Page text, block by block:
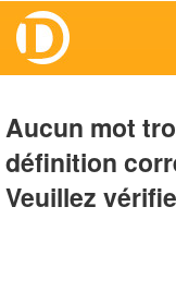
Aucun mot
définition
Veuillez